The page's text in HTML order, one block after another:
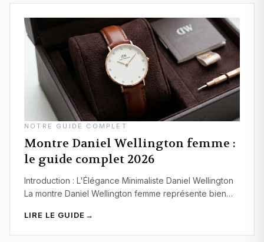
NOTRE GUIDE COMPLET
Montre Daniel Wellington femme :
le guide complet 2026
Introduction : L'Élégance Minimaliste Daniel Wellington
La montre Daniel Wellington femme représente bien
LIRE LE GUIDE →